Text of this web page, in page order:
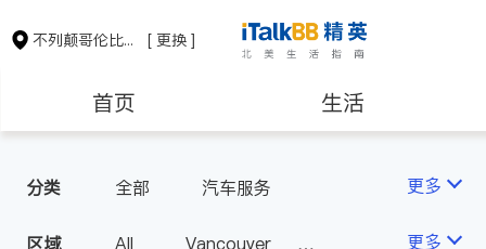
不列颠哥伦比亚省 [ 更换 ]
首页 生活
保险理财
分类 全部 汽车服务 更多
区域 All
Vancouver
更多